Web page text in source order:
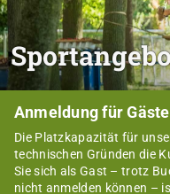
Anmeldung für Gäste
Die Platzkapazität für
technischen Gründen die
Sie sich als Gast – trotz
nicht anmelden können –